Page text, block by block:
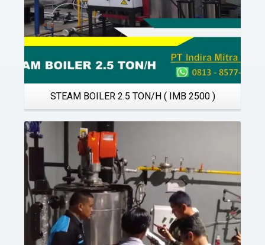
STEAM BOILER 2.5 TON/H ( IMB 2500 )
Details